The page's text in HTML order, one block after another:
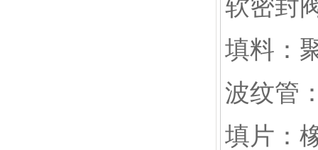
软密封
填料：
波纹管
填片：